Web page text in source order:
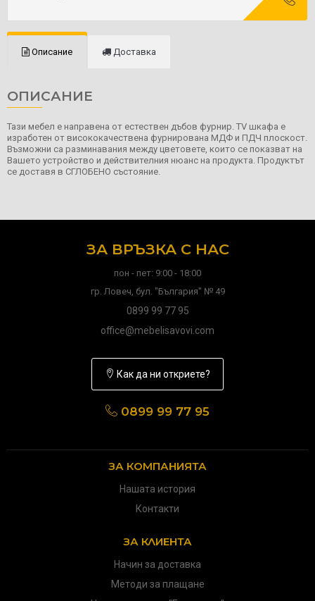
Описание Доставка
ОПИСАНИЕ
Тази мебел е направена от естествен дъбов фурнир. TV шкафа е
изработен от висококачествена фурнирована МДФ и ПДЧ плоскост.
Възможни са разминавания между цветовете, които се показват на
Вашето устройство и действителния нюанс на продукта. Продуктът
се доставя в СГЛОБЕНО състояние.
ЗА ВРЪЗКА С НАС
пон - пет: 9:00 - 18:00
гр. Ловеч, бул. "България" № 49
0899 99 77 95
office@mebelisavovi.com
Как да ни откриете?
0899 99 77 95
ЗА КОМПАНИЯТА
Нашата история
Контакти
ЗА КЛИЕНТА
Начин за доставка
Методи за плащане